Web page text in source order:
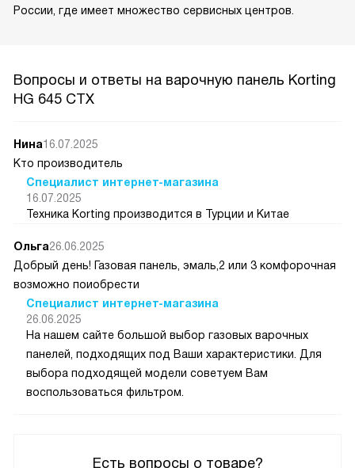
России, где имеет множество сервисных центров.
Вопросы и ответы на варочную панель Korting
HG 645 CTX
Есть вопросы о товаре?
Нина16.07.2025
Кто производитель
Специалист интернет-магазина
16.07.2025
Техника Korting производится в Турции и Китае
Ольга26.06.2025
Добрый день! Газовая панель, эмаль,2 или 3 комфорочная
возможно поиобрести
Специалист интернет-магазина
26.06.2025
На нашем сайте большой выбор газовых варочных
панелей, подходящих под Ваши характеристики. Для
выбора подходящей модели советуем Вам
воспользоваться фильтром.